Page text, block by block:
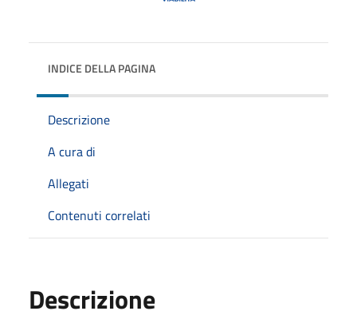
INDICE DELLA PAGINA
Descrizione
A cura di
Allegati
Contenuti correlati
Descrizione